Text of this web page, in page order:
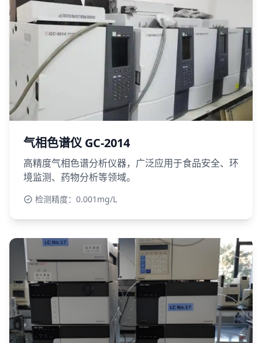
气相色谱仪 GC-2014
高精度气相色谱分析仪器，广泛应用于食品安全、环
境监测、药物分析等领域。
检测精度：0.001mg/L